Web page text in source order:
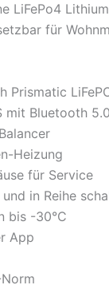
LiFePo4
für
Prismatic
mit Bluetooth 5.0
Heizung
für Service
in Reihe
bis -30°C
App